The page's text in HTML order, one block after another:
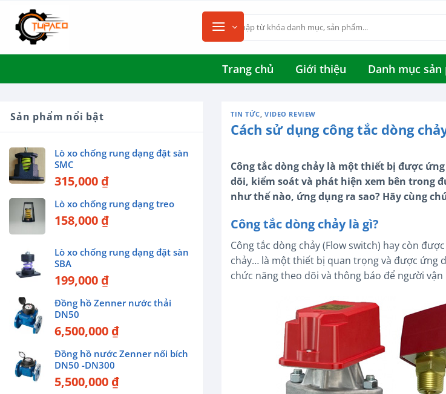
Chuyển
đến
dung
kiếm:
Trang chủ Giới thiệu Danh mục sản
Sản phẩm nổi bật
Lò xo chống rung dạng đặt sàn
SMC
315,000 ₫
Lò xo chống rung dạng treo
158,000 ₫
Lò xo chống rung dạng đặt sàn
SBA
199,000 ₫
Đồng hồ Zenner nước thải
DN50
6,500,000 ₫
Đồng hồ nước Zenner nối bích
DN50 -DN300
5,500,000 ₫
TIN TỨC,VIDEO REVIEW
Cách sử dụng công tắc dòng
Công tắc dòng chảy là một thiết bị được
dõi, kiểm soát và phát hiện xem bên trong
như thế nào, ứng dụng ra sao? Hãy cùng
Công tắc dòng chảy là gì?
Công tắc dòng chảy (Flow switch) hay còn
chảy… là một thiết bị quan trọng và được ứng
chức năng theo dõi và thông báo để người